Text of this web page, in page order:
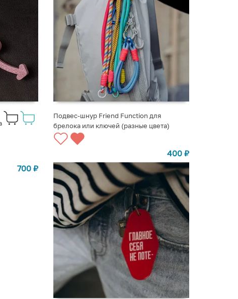
700 ₽
ВЫБРАТЬ ВАРИАНТЫ
Подвес-шнур Friend Function для
брелока или ключей (разные цвета)
400 ₽